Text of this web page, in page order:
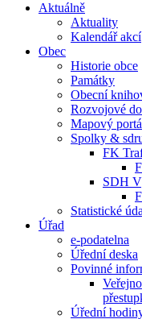
Aktuálně
Aktuality
Kalendář akcí
Obec
Historie obce
Památky
Obecní
Rozvojové
Mapový
Spolky &
FK
SDH
Statistické
Úřad
e-podatelna
Úřední deska
Povinné
Úřední